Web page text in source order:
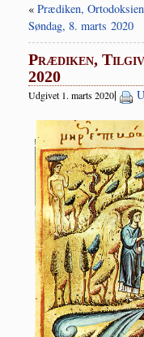
« Prædiken,
Søndag, 8. marts 2020
Prædiken,
2020
Udgivet 1. marts 2020|